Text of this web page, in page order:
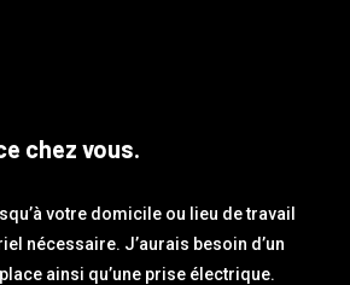
chez vous.
votre domicile ou lieu de travail
nécessaire. J’aurais besoin d’un
ainsi qu’une prise électrique.